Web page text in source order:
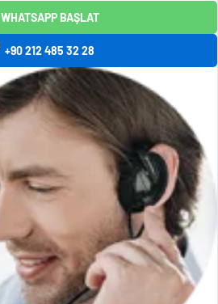
WHATSAPP BAŞLAT
+90 212 485 32 28